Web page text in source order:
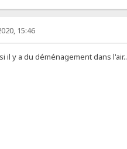
15:46
il y a du déménagement dans l'air..